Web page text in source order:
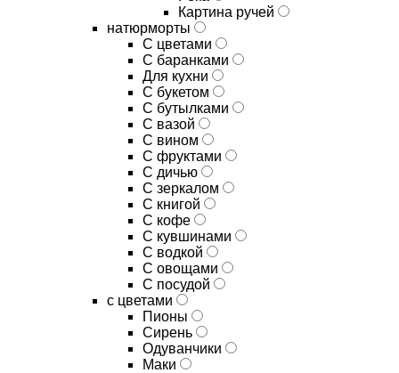
Картина ручей
натюрморты
С цветами
С баранками
Для кухни
C букетом
C бутылками
C вазой
C вином
C фруктами
C дичью
C зеркалом
C книгой
C кофе
C кувшинами
C водкой
C овощами
C посудой
с цветами
Пионы
Сирень
Одуванчики
Маки